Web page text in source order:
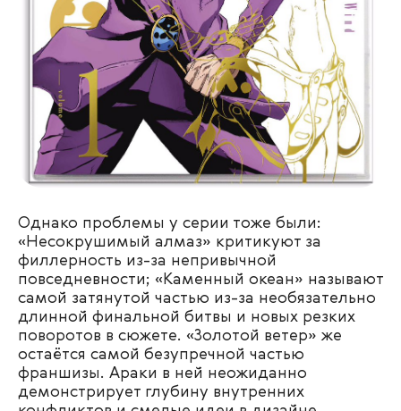
Однако проблемы у серии тоже были:
«Несокрушимый алмаз» критикуют за
филлерность из-за непривычной
повседневности; «Каменный океан» называют
самой затянутой частью из-за необязательно
длинной финальной битвы и новых резких
поворотов в сюжете. «Золотой ветер» же
остаётся самой безупречной частью
франшизы. Араки в ней неожиданно
демонстрирует глубину внутренних